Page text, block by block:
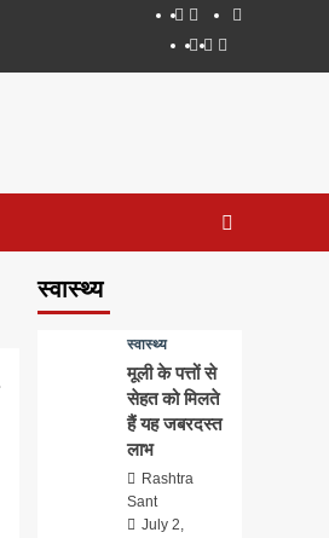
About
WEB
SERIES
Dehradun
Smart
Life
in
Places
to
सम्पर्क
स्वास्थ्य
स्वास्थ्य
मूली के पत्तों से
सेहत को मिलते
हैं यह जबरदस्त
लाभ
Rashtra
Sant
July 2,